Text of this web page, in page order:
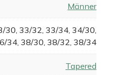
Männer
33/32, 33/34, 34/30,
34, 38/30, 38/32, 38/34
Tapered